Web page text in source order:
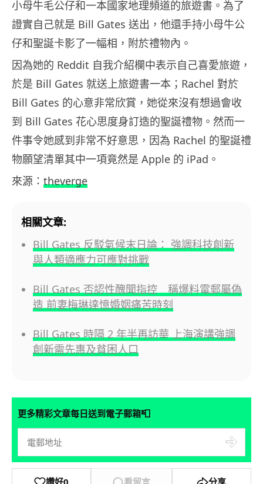
小母牛毛公仔和一本國家地理頻道的旅遊書。為了
證實自己就是 Bill Gates 送出，他還手持小母牛公
仔和聖誕卡影了一幅相，附於禮物內。
因為她的 Reddit 自我介紹欄中表示自己喜愛旅遊，
於是 Bill Gates 就送上旅遊書一本；Rachel 對於
Bill Gates 的心意非常欣賞，她從來沒有想過會收
到 Bill Gates 花心思度身訂造的聖誕禮物。然而一
件事令她感到非常不好意思，因為 Rachel 的聖誕禮
物願望清單其中一項竟然是 Apple 的 iPad。
來源： theverge
相關文章:
Bill Gates 反駁氣候末日論： 強調科技創新
與人類適應力可應對挑戰
Bill Gates 否認性醜聞指控 稱爆料電郵屬偽
造 前妻梅琳達憶婚姻痛苦時刻
Bill Gates 時隔 2 年半再訪華 上海演講強調
創新需先惠及貧困人口
更多精彩文章每日送到電子郵箱📮